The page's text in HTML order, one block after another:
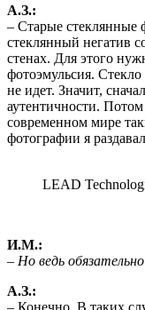
А.З.:
– Старые стеклянные
стеклянный негатив
стенах. Для этого
фотоэмульсия.
не идет. Значит,
аутентичности.
современном мире
фотографии я
LEAD
И.М.:
– Но ведь
А.З.:
– Конечно. В таких